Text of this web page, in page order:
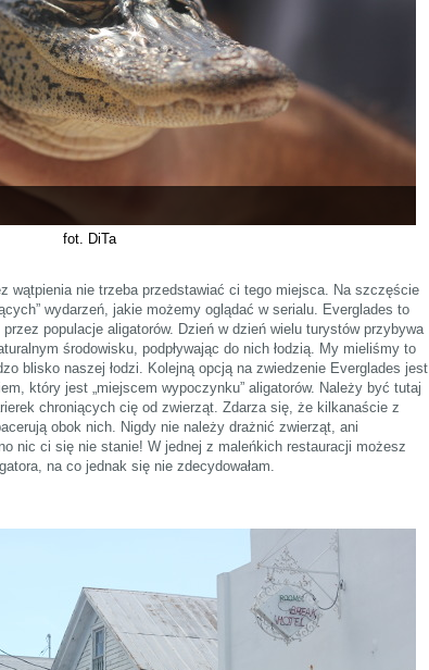
fot. DiTa
wątpienia nie trzeba przedstawiać ci tego miejsca. Na szczęście
wydarzeń, jakie możemy oglądać w serialu. Everglades to
populacje aligatorów. Dzień w dzień wielu turystów przybywa
środowisku, podpływając do nich łodzią. My mieliśmy to
blisko naszej łodzi. Kolejną opcją na zwiedzenie Everglades jest
który jest „miejscem wypoczynku” aligatorów. Należy być tutaj
chroniących cię od zwierząt. Zdarza się, że kilkanaście z
obok nich. Nigdy nie należy drażnić zwierząt, ani
nic ci się nie stanie! W jednej z maleńkich restauracji możesz
na co jednak się nie zdecydowałam.